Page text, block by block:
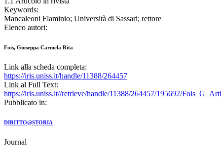
Keywords:
Mancaleoni Flaminio; Università di Sassari; rettore
Elenco autori:
Fois, Giuseppa Carmela Rita
Link alla scheda completa:
https://iris.uniss.it/handle/11388/264457
Link al Full Text:
https://iris.uniss.it//retrieve/handle/11388/264457/195692/
Pubblicato in:
DIRITTO@STORIA
Journal